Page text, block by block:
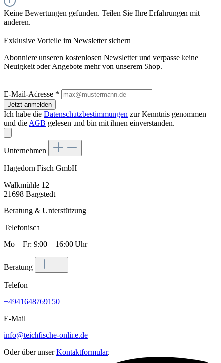
Keine Bewertungen gefunden. Teilen Sie Ihre Erfahrungen mit
anderen.
Exklusive Vorteile im Newsletter sichern
Abonniere unseren kostenlosen Newsletter und verpasse keine
Neuigkeit oder Angebote mehr von unserem Shop.
E-Mail-Adresse *
Jetzt anmelden
Ich habe die Datenschutzbestimmungen zur Kenntnis genommen
und die AGB gelesen und bin mit ihnen einverstanden.
Unternehmen
Hagedorn Fisch GmbH
Walkmühle 12
21698 Bargstedt
Beratung & Unterstützung
Telefonisch
Mo – Fr: 9:00 – 16:00 Uhr
Beratung
Telefon
+4941648769150
E-Mail
info@teichfische-online.de
Oder über unserKontaktformular.